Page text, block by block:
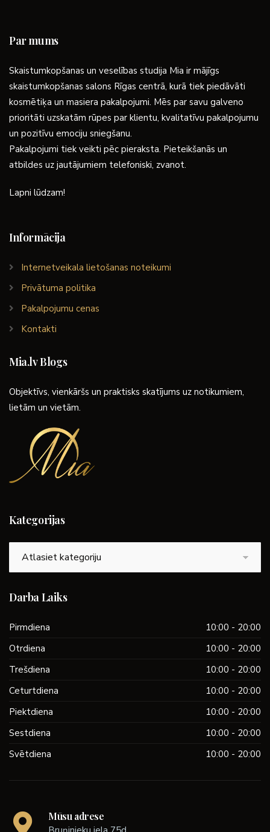
Par mums
Skaistumkopšanas un veselības studija Mia ir mājīgs
skaistumkopšanas salons Rīgas centrā, kurā tiek piedāvāti
kosmētiķa un masiera pakalpojumi. Mēs par savu galveno
prioritāti uzskatām rūpes par klientu, kvalitatīvu pakalpojumu
un pozitīvu emociju sniegšanu.
Pakalpojumi tiek veikti pēc pieraksta. Pieteikšanās un
atbildes uz jautājumiem telefoniski, zvanot.
Lapni lūdzam!
Informācija
Internetveikala lietošanas noteikumi
Privātuma politika
Pakalpojumu cenas
Kontakti
Mia.lv Blogs
Objektīvs, vienkāršs un praktisks skatījums uz notikumiem,
lietām un vietām.
Kategorijas
Darba Laiks
Pirmdiena
10:00 - 20:00
Otrdiena
10:00 - 20:00
Trešdiena
10:00 - 20:00
Ceturtdiena
10:00 - 20:00
Piektdiena
10:00 - 20:00
Sestdiena
10:00 - 20:00
Svētdiena
10:00 - 20:00
Mūsu adrese